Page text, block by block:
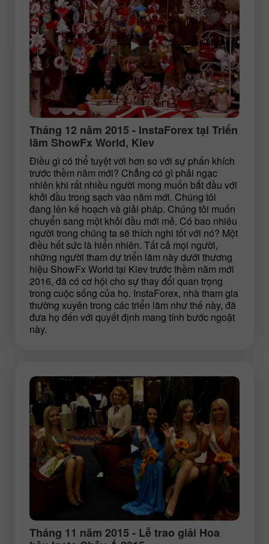
Tháng 12 năm 2015 - InstaForex tại Triển
lãm ShowFx World, Kiev
Điều gì có thể tuyệt vời hơn so với sự phấn khích
trước thềm năm mới? Chẳng có gì phải ngạc
nhiên khi rất nhiều người mong muốn bắt đầu với
khởi đầu trong sạch vào năm mới. Chúng tôi
đang lên kế hoạch và giải pháp. Chúng tôi muốn
chuyển sang một khỏi đầu mới mẻ. Có bao nhiêu
người trong chúng ta sẽ thích nghi tốt với nó? Một
điều hết sức là hiển nhiên. Tất cả mọi người,
những người tham dự triển lãm này dưới thương
hiệu ShowFx World tại Kiev trước thềm năm mới
2016, đã có cơ hội cho sự thay đổi quan trọng
trong cuộc sống của họ. InstaForex, nhà tham gia
thường xuyên trong các triển lãm như thế này, đã
đưa họ đến với quyết định mang tính bước ngoặt
này.
Tháng 11 năm 2015 - Lễ trao giải Hoa